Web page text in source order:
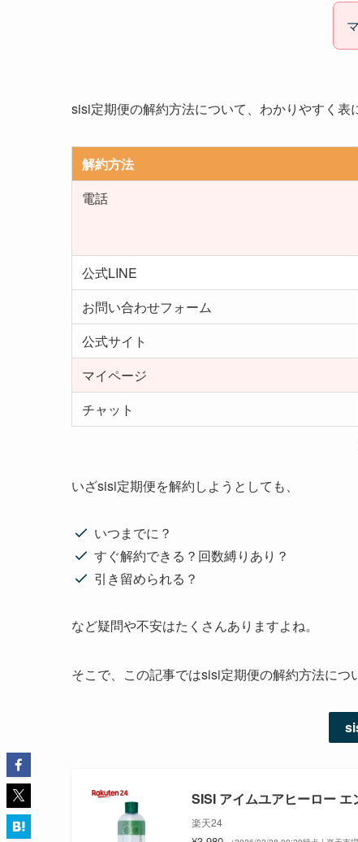
sisi定期便の解約方法について、わかりやすく表
解約方法
電話
公式LINE
お問い合わせフォーム
公式サイト
マイページ
チャット
いざsisi定期便を解約しようとしても、
いつまでに？
すぐ解約できる？回数縛りあり？
引き留められる？
など疑問や不安はたくさんありますよね。
そこで、この記事ではsisi定期便の解約方法につ
SISI アイムユアヒーロー エ
楽天24